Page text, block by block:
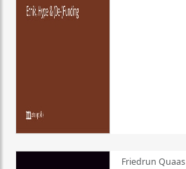
Friedrun Quaas